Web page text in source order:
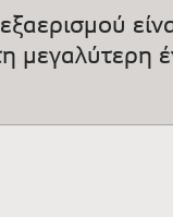
μεγαλύτερη